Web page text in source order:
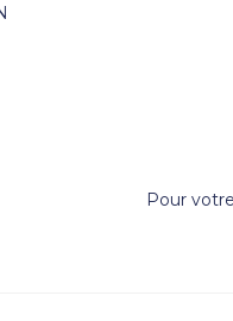
Pour